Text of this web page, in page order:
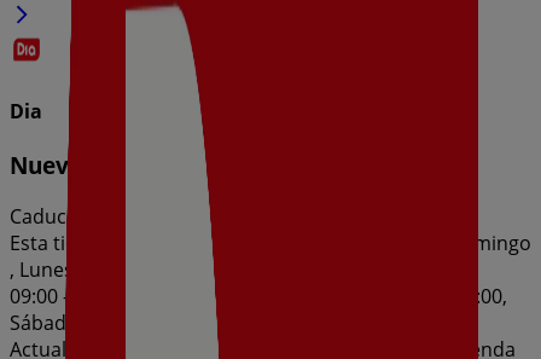
Dia
Nueva Calidad Dia del 05/08 al 11/08
Caduca el 11/8
Esta tienda de Dia tiene los siguientes horarios: Domingo
, Lunes 09:00 - 21:00, Martes 09:00 - 21:00, Miércoles
09:00 - 21:00, Jueves 09:00 - 21:00, Viernes 09:00 - 21:00,
Sábado 09:00 - 21:00
Actualmente hay 1 catálogos disponibles en esta tienda